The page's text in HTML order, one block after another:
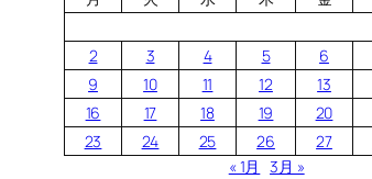
2
3 4 5 6
9
10 11 12 13
16
17 18 19 20
23
24 25 26 27
« 1月
3月 »